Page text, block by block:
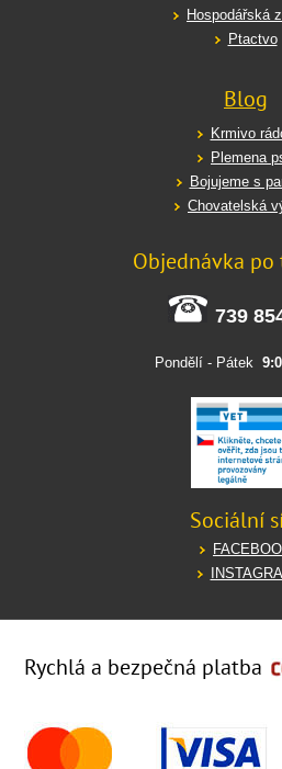
Hospodářská
Ptactvo
Blog
Krmivo
Plemena
Bojujeme s
Chovatelská
Objednávka
739
Pondělí - Pátek
Sociální
Rychlá a bezpečná platba